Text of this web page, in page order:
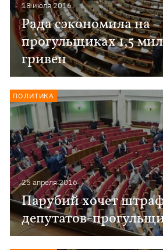
18 июля 2016
Рада сэкономила на
прогульщиках 1,5
гривен
25 апреля 2016
Парубий хочет
депутатов-
ПОЛИТИКА